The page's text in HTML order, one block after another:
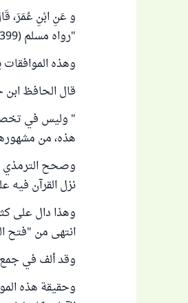
و عَنِ ابْنِ عُمَرَ،
"رواه مسلم (2399).
وهذه
قال الحافظ ابن
" وليس في
هذه، من
وصحح الترمذي
نزل القرآن فيه
وهذا دال على
انتهى من "فتح
وقد ألف في
وحقيقة هذه